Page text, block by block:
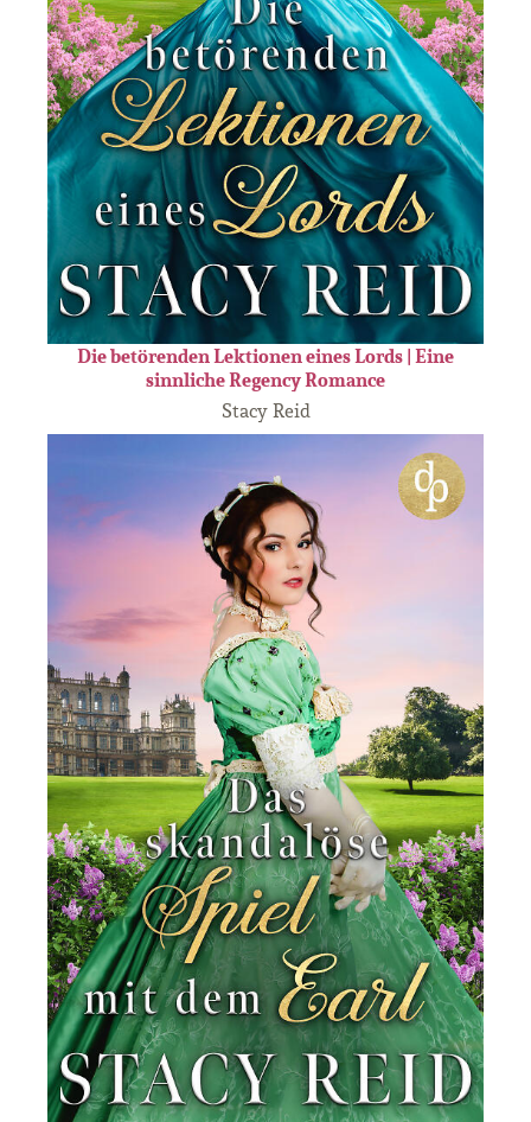
Die betörenden Lektionen eines Lords | Eine
sinnliche Regency Romance
Stacy Reid